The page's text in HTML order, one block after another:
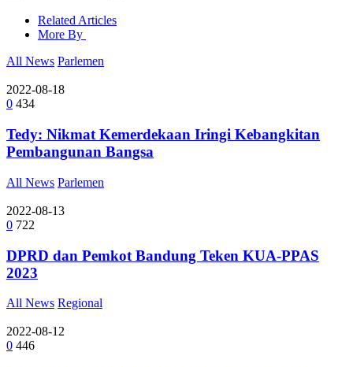
Related Articles
More By
All News Parlemen
2022-08-18
0 434
Tedy: Nikmat Kemerdekaan Iringi Kebangkitan
Pembangunan Bangsa
All News Parlemen
2022-08-13
0 722
DPRD dan Pemkot Bandung Teken KUA-PPAS
2023
All News Regional
2022-08-12
0 446